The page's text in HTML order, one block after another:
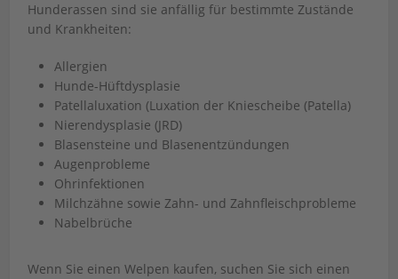
Hunderassen sind sie anfällig für bestimmte Zustände
und Krankheiten:
Allergien
Hunde-Hüftdysplasie
Patellaluxation (Luxation der Kniescheibe (Patella)
Nierendysplasie (JRD)
Blasensteine ​​und Blasenentzündungen
Augenprobleme
Ohrinfektionen
Milchzähne sowie Zahn- und Zahnfleischprobleme
Nabelbrüche
Wenn Sie einen Welpen kaufen, suchen Sie sich einen